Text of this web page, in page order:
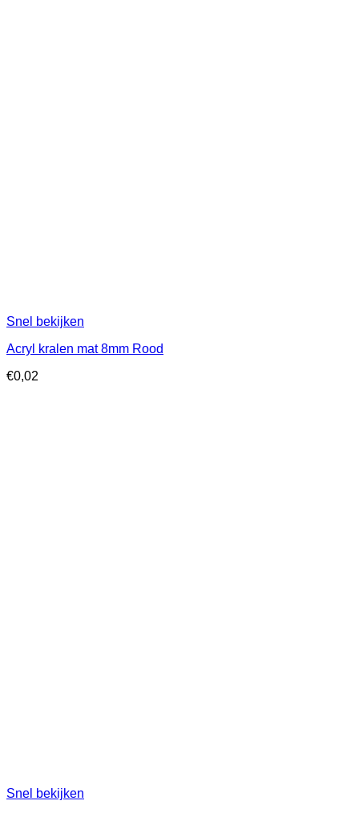
Snel bekijken
Acryl kralen mat 8mm Rood
€0,02
Snel bekijken